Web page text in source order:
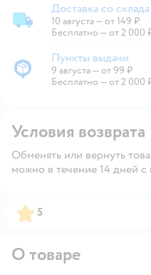
Доставка со склада
Доставка со склада
10 августа—от 149 ₽
Бесплатно — от 2 000
Пункты выдачи
Пункты выдачи
9 августа—от 99 ₽
Бесплатно — от 2 000
Условия возврата
Обменять или вернуть
можно в течение 14 дней
Рейтинг:
5
О товаре